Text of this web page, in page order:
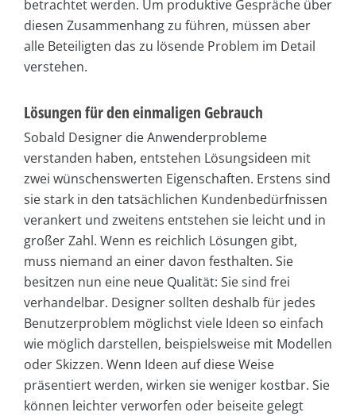
betrachtet werden. Um produktive Gespräche über
diesen Zusammenhang zu führen, müssen aber
alle Beteiligten das zu lösende Problem im Detail
verstehen.
Lösungen für den einmaligen Gebrauch
Sobald Designer die Anwenderprobleme
verstanden haben, entstehen Lösungsideen mit
zwei wünschenswerten Eigenschaften. Erstens sind
sie stark in den tatsächlichen Kundenbedürfnissen
verankert und zweitens entstehen sie leicht und in
großer Zahl. Wenn es reichlich Lösungen gibt,
muss niemand an einer davon festhalten. Sie
besitzen nun eine neue Qualität: Sie sind frei
verhandelbar. Designer sollten deshalb für jedes
Benutzerproblem möglichst viele Ideen so einfach
wie möglich darstellen, beispielsweise mit Modellen
oder Skizzen. Wenn Ideen auf diese Weise
präsentiert werden, wirken sie weniger kostbar. Sie
können leichter verworfen oder beiseite gelegt